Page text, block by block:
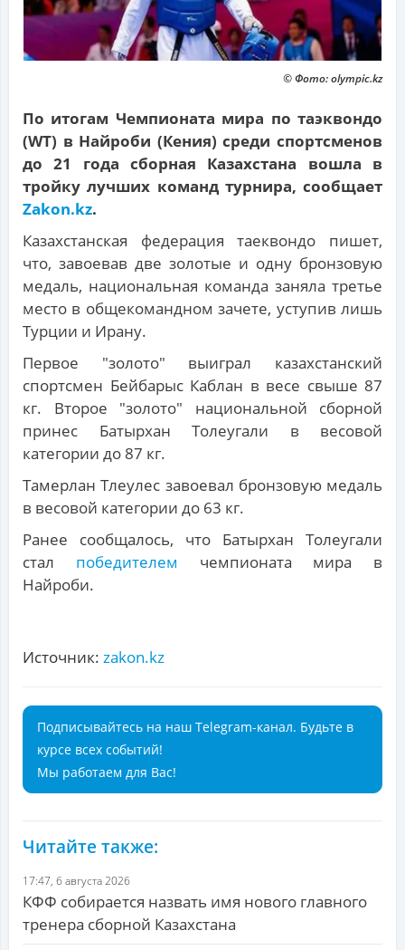
© Фото: olympic.kz
По итогам Чемпионата мира по таэквондо
(WT) в Найроби (Кения) среди спортсменов
до 21 года сборная Казахстана вошла в
тройку лучших команд турнира, сообщает
Zakon.kz.
Казахстанская федерация таеквондо пишет,
что, завоевав две золотые и одну бронзовую
медаль, национальная команда заняла третье
место в общекомандном зачете, уступив лишь
Турции и Ирану.
Первое "золото" выиграл казахстанский
спортсмен Бейбарыс Каблан в весе свыше 87
кг. Второе "золото" национальной сборной
принес Батырхан Толеугали в весовой
категории до 87 кг.
Тамерлан Тлеулес завоевал бронзовую медаль
в весовой категории до 63 кг.
Ранее сообщалось, что Батырхан Толеугали
стал победителем чемпионата мира в
Найроби.
Источник: zakon.kz
Подписывайтесь на наш Telegram-канал. Будьте в
курсе всех событий!
Мы работаем для Вас!
Читайте также:
17:47, 6 августа 2026
КФФ собирается назвать имя нового главного
тренера сборной Казахстана